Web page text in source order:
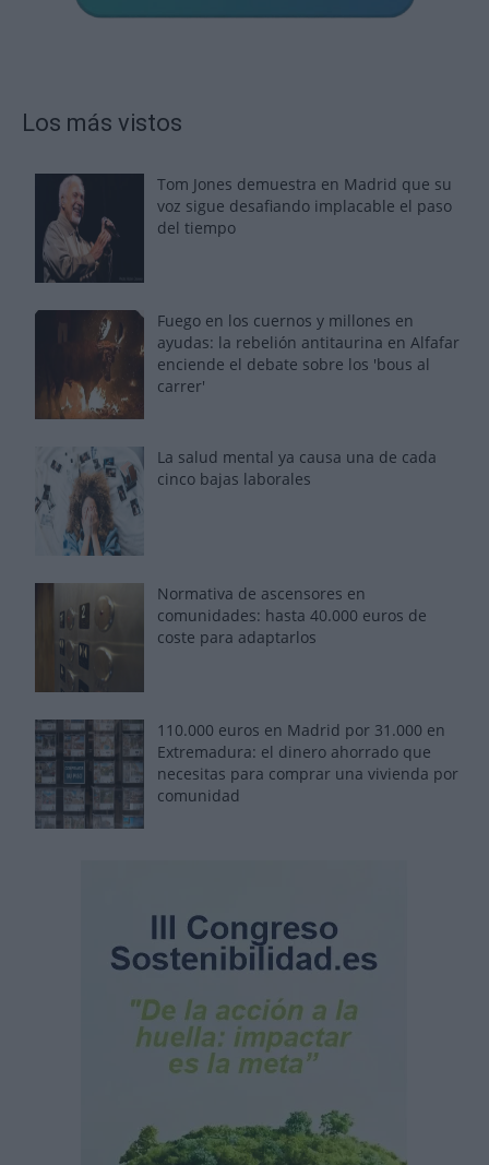
Los más vistos
Tom Jones demuestra en Madrid que su
voz sigue desafiando implacable el paso
del tiempo
Fuego en los cuernos y millones en
ayudas: la rebelión antitaurina en Alfafar
enciende el debate sobre los 'bous al
carrer'
La salud mental ya causa una de cada
cinco bajas laborales
Normativa de ascensores en
comunidades: hasta 40.000 euros de
coste para adaptarlos
110.000 euros en Madrid por 31.000 en
Extremadura: el dinero ahorrado que
necesitas para comprar una vivienda por
comunidad